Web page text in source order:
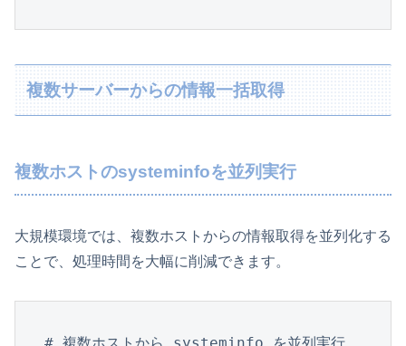
複数サーバーからの情報一括取得
複数ホストのsysteminfoを並列実行
大規模環境では、複数ホストからの情報取得を並列化する
ことで、処理時間を大幅に削減できます。